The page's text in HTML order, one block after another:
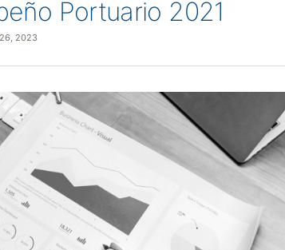
Portuario 2021
2023